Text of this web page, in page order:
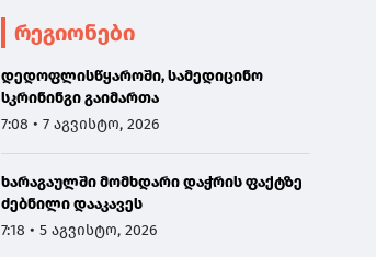
რეგიონები
დედოფლისწყაროში, სამედიცინო
სკრინინგი გაიმართა
7:08 • 7 აგვისტო, 2026
ხარაგაულში მომხდარი დაჭრის ფაქტზე
ძებნილი დააკავეს
7:18 • 5 აგვისტო, 2026